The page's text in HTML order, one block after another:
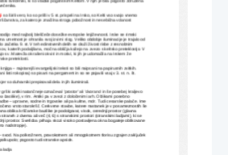
so širili vero, ko so prišli v 5 st. prispeli na Irsko, so Kelti vso svojo vnemo
za katero je značilna stroga pobožnost in nesebična vdanost
sodijo med najbolj bleščeče dosežke evropske književnosti. Irske se rimski
umetnost je ohranila svoj izvirni slog. Veliko obdobje iluminacije je trajalo od
začetka 9. st. V teh edinstvenih delih se druži živost risbe z resnobnim
katerih podaljšana, močna obličja kažejo na zvezo s keltsko preteklostjo. V
sv. Matevža okrašeni okviri in motivi, ki jih je udomačila na Irskem že
preteklosti.
– najstarejši evangelijski teksti so bili naipsani na papirusnih zvitkih.
listi rokopisa) so pisani na pergament in so se pojavili vsaj v 3. st. n. št.
so duhovniki prepisovali dela in jih iluminirali.
grški antiki natančneje označeval 'prostor' ali 'dvorano' in še posebej kraljevo
basilike), v rim. Antiki pa v zvezi z določenimi arh. Oblikami posebno
– upravne, sodne in trgovske ali pa kultne, mdr. Tudi cesarske palače. Ime
vrsto starokršč. Cerkvene stavbe, katere nastanek je v posameznostih še
oblika krščanske bazilike je podolgovat, visok, osrednji prostor (glavna
straneh z dvema ali več (4, 6) s stranskimi prostori (stranskimi ladjami), ki se
prostor. Svetloba prihaja skozi visoko postavljena okna bogateje oblikovane
nadstropje).
svod. Na polkrožnem, pravokotnem ali mnogokotnem tlorisu zgrajen zaključek
pogosto tudi stranske apside.
ladja